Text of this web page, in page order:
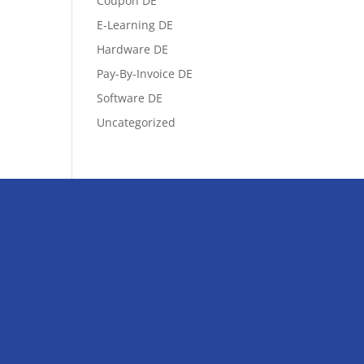
E-Learning DE
Hardware DE
Pay-By-Invoice DE
Software DE
Uncategorized